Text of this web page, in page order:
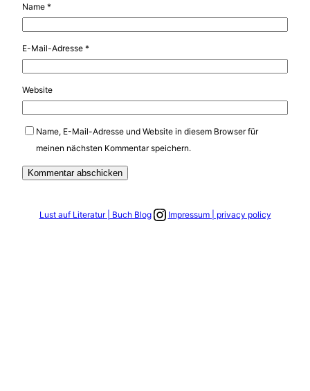
Name *
E-Mail-Adresse *
Website
Name, E-Mail-Adresse und Website in diesem Browser für
meinen nächsten Kommentar speichern.
Lust auf Literatur | Buch BlogLink zum Instagram Account
Impressum | privacy policy